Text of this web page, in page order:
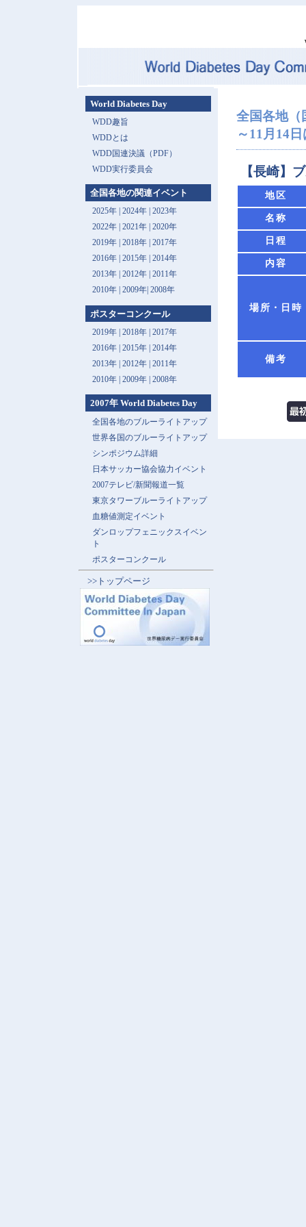
全国各地（
～11月14
【長崎】
地区
名称
日程
内容
場所・日時
備考
World Diabetes Day
WDD趣旨
WDDとは
WDD国連決議（PDF）
WDD実行委員会
全国各地の関連イベント
2025年| 2024年| 2023年
2022年| 2021年| 2020年
2019年| 2018年| 2017年
2016年| 2015年| 2014年
2013年 | 2012年| 2011年
2010年| 2009年| 2008年
ポスターコンクール
2019年 | 2018年 | 2017年
2016年 | 2015年 | 2014年
2013年 | 2012年 | 2011年
2010年 | 2009年 | 2008年
2007年 World Diabetes Day
全国各地のブルーライトアップ
世界各国のブルーライトアップ
シンポジウム詳細
日本サッカー協会協力イベント
2007テレビ/新聞報道一覧
東京タワーブルーライトアップ
血糖値測定イベント
ダンロップフェニックスイベン
ト
ポスターコンクール
>>トップページ